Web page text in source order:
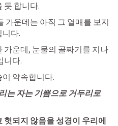
듯 합니다.
가운데는 아직 그 열매를 보지
니다.
가운데, 눈물의 골짜기를 지나
니다.
약속합니다.
는 자는 기쁨으로 거두리로
헛되지 않음을 성경이 우리에